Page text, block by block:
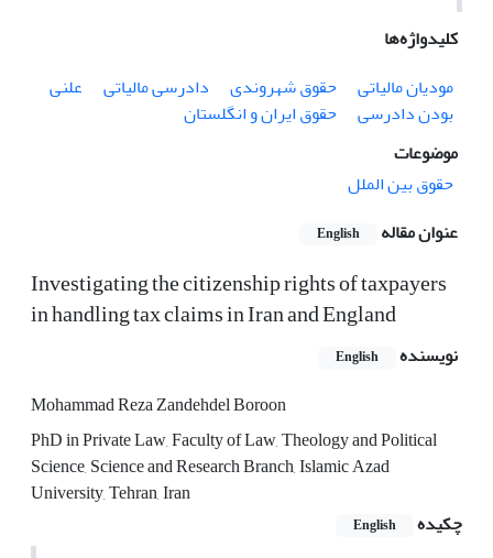
کلیدواژه‌ها
مودیان مالیاتی
حقوق شهروندی دادرسی مالیاتی
علنی
بودن دادرسی
حقوق ایران و انگلستان
موضوعات
حقوق بین الملل
عنوان مقاله
English
Investigating the citizenship rights of taxpayers
in handling tax claims in Iran and England
نویسنده English
Mohammad Reza Zandehdel Boroon
PhD in Private Law, Faculty of Law, Theology and Political
Science, Science and Research Branch, Islamic Azad
University, Tehran, Iran
چکیده
English